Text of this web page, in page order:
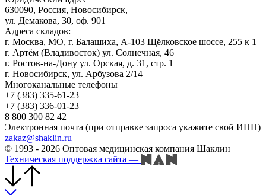
630090, Россия, Новосибирск,
ул. Демакова, 30, оф. 901
Адреса складов:
г. Москва, МО, г. Балашиха, А-103 Щёлковское шоссе, 255 к 1
г. Артём (Владивосток) ул. Солнечная, 46
г. Ростов-на-Дону ул. Орская, д. 31, стр. 1
г. Новосибирск, ул. Арбузова 2/14
Многоканальные телефоны
+7 (383) 335-61-23
+7 (383) 336-01-23
8 800 300 82 42
Электронная почта (при отправке запроса укажите свой ИНН)
zakaz@shaklin.ru
© 1993 - 2026 Оптовая медицинская компания Шаклин
Техническая поддержка сайта —